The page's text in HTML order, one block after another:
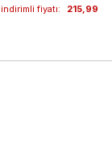
fiyatı:
215,99